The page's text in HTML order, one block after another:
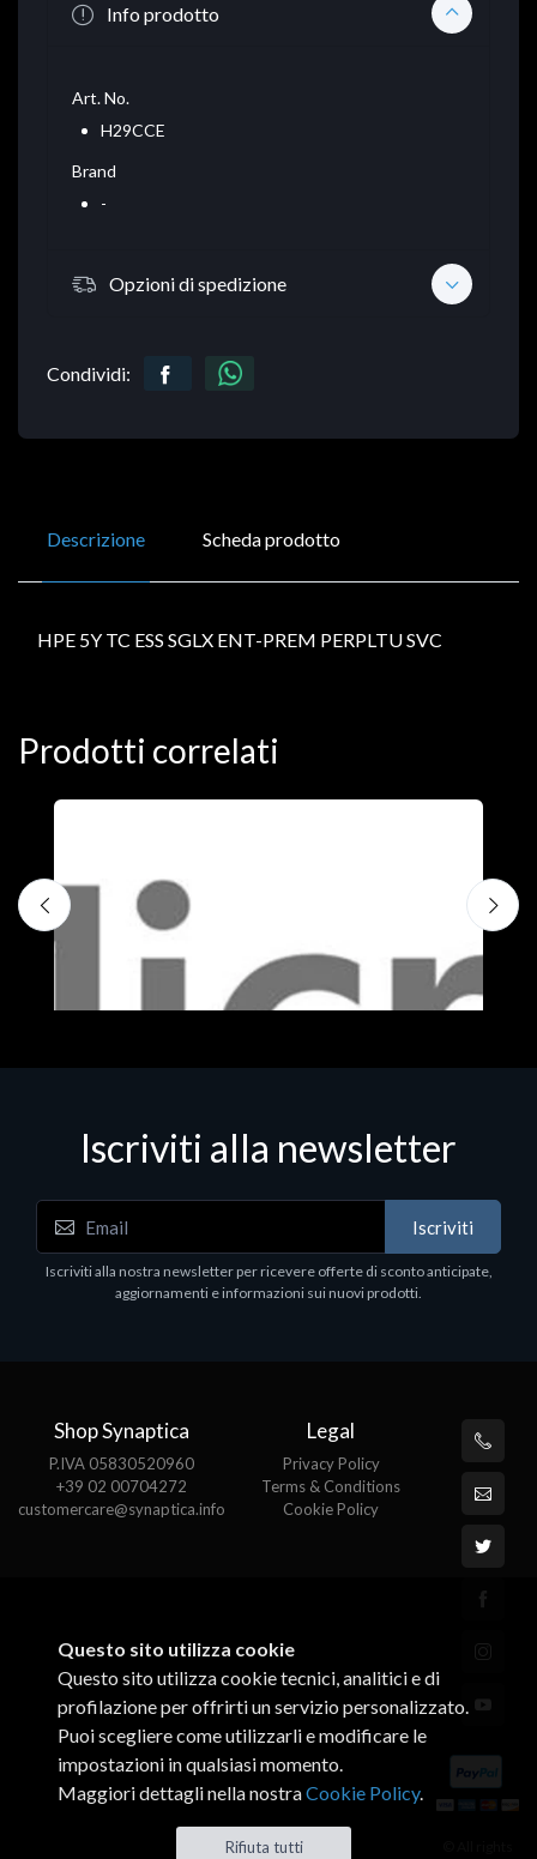
Info prodotto
Art. No.
H29CCE
Brand
-
Opzioni di spedizione
Condividi:
Descrizione Scheda prodotto
HPE 5Y TC ESS SGLX ENT-PREM PERPLTU SVC
Prodotti correlati
Software - Office Productivity
MS OFFICE H&S 2021 ESD
Iscriviti alla newsletter
Iscriviti
Iscriviti alla nostra newsletter per ricevere offerte di sconto anticipate,
aggiornamenti e informazioni sui nuovi prodotti.
Shop Synaptica
P.IVA 05830520960
+39 02 00704272
customercare@synaptica.info
Legal
Privacy Policy
Terms & Conditions
Cookie Policy
Questo sito utilizza cookie
Questo sito utilizza cookie tecnici, analitici e di
profilazione per offrirti un servizio personalizzato.
Puoi scegliere come utilizzarli e modificare le
impostazioni in qualsiasi momento.
Maggiori dettagli nella nostraCookie Policy.
Rifiuta tutti